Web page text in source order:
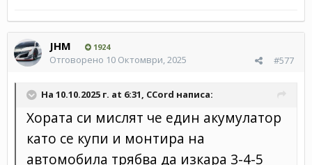
JHM 1924
#577
Отговорено 10 Октомври, 2025
На 10.10.2025 г. at 6:31, CCord написа:
Хората си мислят че един акумулатор
като се купи и монтира на
автомобила трябва да изкара 3-4-5